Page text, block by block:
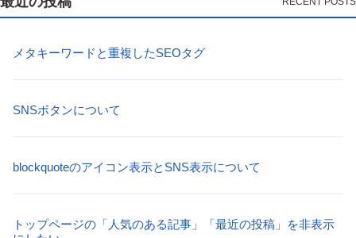
メタキーワードと重複したSEOタグ
SNSボタンについて
blockquoteのアイコン表示とSNS表示について
トップページの「人気のある記事」「最近の投稿」を非表示